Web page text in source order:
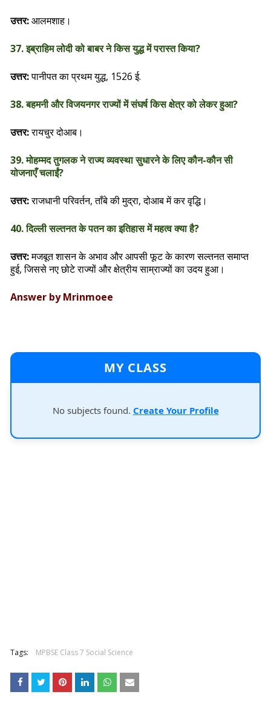
उत्तर:आलमशाह।
37. इब्राहिम लोदी को बाबर ने किस युद्ध में परास्त किया?
उत्तर:पानीपत का प्रथम युद्ध, 1526 ई.
38. बहमनी और विजयनगर राज्यों में संघर्ष किस क्षेत्र को लेकर हुआ?
उत्तर:रायचुर दोआब।
39. मोहम्मद तुगलक ने राज्य व्यवस्था सुधारने के लिए कौन-कौन सी
योजनाएँ चलाईं?
उत्तर:राजधानी परिवर्तन, ताँबे की मुद्रा, दोआब में कर वृद्धि।
40. दिल्ली सल्तनत के पतन का इतिहास में महत्व क्या है?
उत्तर:मजबूत शासन के अभाव और आपसी फूट के कारण सल्तनत समाप्त
हुई, जिससे नए छोटे राज्यों और क्षेत्रीय साम्राज्यों का उदय हुआ।
Answer by Mrinmoee
MY CLASS
No subjects found. Create Your Profile
Tags: MPBSE Class 7 Social Science